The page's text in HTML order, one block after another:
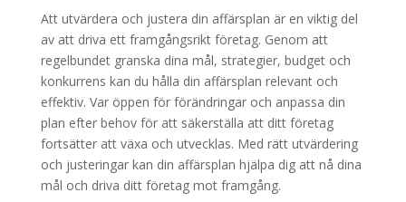
Att utvärdera och justera din affärsplan är en viktig del
av att driva ett framgångsrikt företag. Genom att
regelbundet granska dina mål, strategier, budget och
konkurrens kan du hålla din affärsplan relevant och
effektiv. Var öppen för förändringar och anpassa din
plan efter behov för att säkerställa att ditt företag
fortsätter att växa och utvecklas. Med rätt utvärdering
och justeringar kan din affärsplan hjälpa dig att nå dina
mål och driva ditt företag mot framgång.